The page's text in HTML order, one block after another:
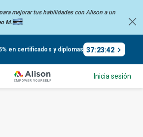
mejorar tus habilidades con Alison a un
M.
en certificados y diplomas 37:23:41
Inicia sesión